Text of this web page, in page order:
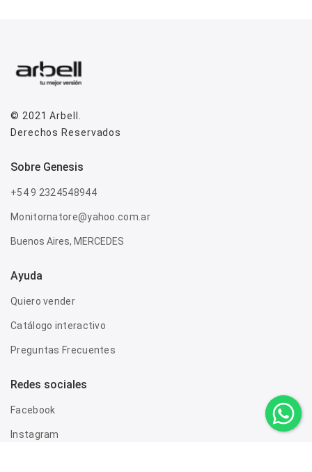
© 2021Arbell
Derechos Reservados
sobre genesis
+54 9 2324548944
Monitornatore@yahoo.com.ar
Buenos Aires, MERCEDES
Ayuda
Quiero vender
Catálogo interactivo
Preguntas Frecuentes
Redes sociales
Facebook
Instagram